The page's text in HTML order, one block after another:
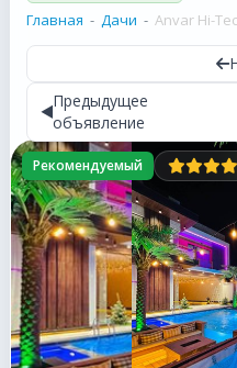
Главная Дачи Anvar Hi-
Предыдущее
объявление
Рекомендуемый